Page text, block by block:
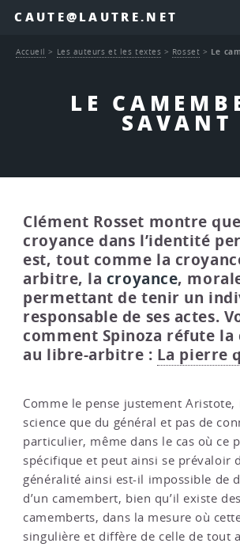
CAUTE@LAUTRE.NET
LE
SAVANT
Accueil > Les auteurs et les textes > Rosset > Le
Clément Rosset montre
croyance dans l’identité
est, tout comme la
arbitre, la croyance,
permettant de tenir un
responsable de ses actes.
comment Spinoza réfute la
au libre-arbitre : La pierre
Comme le pense justement Aristote,
science que du général et pas de
particulier, même dans le cas où ce
spécifique et peut ainsi se prévaloir
généralité ainsi est-il impossible de
d’un camembert, bien qu’il existe
camemberts, dans la mesure où
singulière et diffère de celle de tout